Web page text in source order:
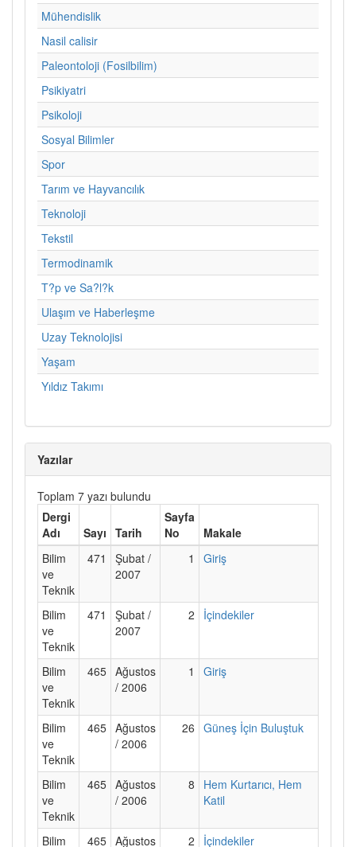
Mühendislik
Nasil calisir
Paleontoloji (Fosilbilim)
Psikiyatri
Psikoloji
Sosyal Bilimler
Spor
Tarım ve Hayvancılık
Teknoloji
Tekstil
Termodinamik
T?p ve Sa?l?k
Ulaşım ve Haberleşme
Uzay Teknolojisi
Yaşam
Yıldız Takımı
Yazılar
Toplam 7 yazı bulundu
Dergi
Adı
Sayı Tarih
Sayfa
No
Makale
Bilim
ve
Teknik
471
Şubat /
2007
1 Giriş
Bilim
ve
Teknik
471
Şubat /
2007
2 İçindekiler
Bilim
ve
Teknik
465 Ağustos
/ 2006
1 Giriş
Bilim
ve
Teknik
465 Ağustos
/ 2006
26 Güneş İçin Buluştuk
Bilim
ve
Teknik
465 Ağustos
/ 2006
8
Hem Kurtarıcı, Hem
Katil
Bilim 465 Ağustos 2 İçindekiler